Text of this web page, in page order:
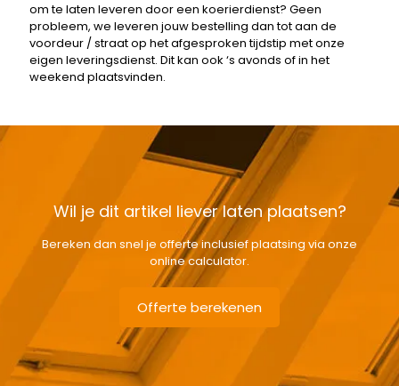
om te laten leveren door een koerierdienst? Geen
probleem, we leveren jouw bestelling dan tot aan de
voordeur / straat op het afgesproken tijdstip met onze
eigen leveringsdienst. Dit kan ook ‘s avonds of in het
weekend plaatsvinden.
Wil je dit artikel liever laten plaatsen?
Bereken dan snel je offerte inclusief plaatsing via onze
online calculator.
Offerte berekenen